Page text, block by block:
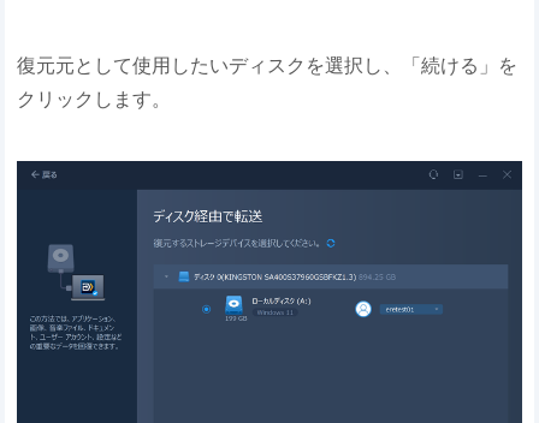
復元元として使用したいディスクを選択し、「続ける」を
クリックします。